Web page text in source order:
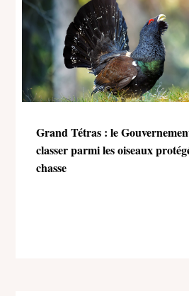
Grand Tétras : le
classer parmi les oiseaux
chasse